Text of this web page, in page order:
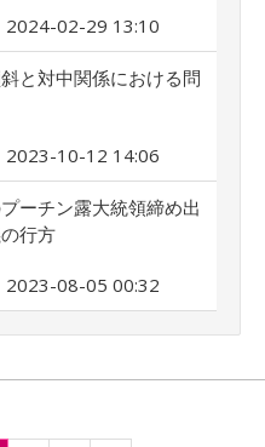
2024-02-29 13:10
と対中関係における問
2023-10-12 14:06
ーチン露大統領締め出
行方
2023-08-05 00:32